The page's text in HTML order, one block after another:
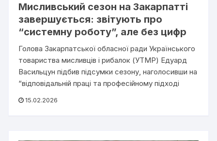
Мисливський сезон на Закарпатті
завершується: звітують про
“системну роботу”, але без цифр
Голова Закарпатської обласної ради Українського
товариства мисливців і рибалок (УТМР) Едуард
Васильцун підбив підсумки сезону, наголосивши на
“відповідальній праці та професійному підході
15.02.2026